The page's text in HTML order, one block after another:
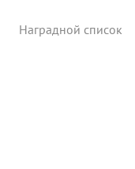
Наградной список